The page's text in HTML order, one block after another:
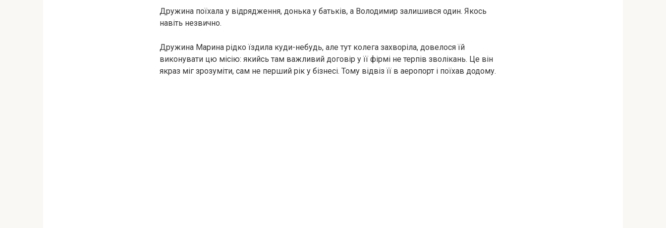
Дружина поїхала у відрядження, донька у батьків, а Володимир залишився один. Якось
навіть незвично.
Дружина Марина рідко їздила куди-небудь, але тут колега захворіла, довелося їй
виконувати цю місію: якийсь там важливий договір у її фірмі не терпів зволікань. Це він
якраз міг зрозуміти, сам не перший рік у бізнесі. Тому відвіз її в аеропорт і поїхав додому.